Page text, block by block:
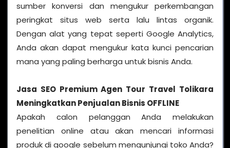
sumber konversi dan mengukur perkembangan
peringkat situs web serta lalu lintas organik.
Dengan alat yang tepat seperti Google Analytics,
Anda akan dapat mengukur kata kunci pencarian
mana yang paling berharga untuk bisnis Anda.
Jasa SEO Premium Agen Tour Travel Tolikara
Meningkatkan Penjualan Bisnis OFFLINE
Apakah calon pelanggan Anda melakukan
penelitian online atau akan mencari informasi
produk di google sebelum mengunjungi toko Anda?